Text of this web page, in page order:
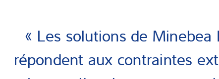
« Les solutions de Minebea
répondent aux contraintes